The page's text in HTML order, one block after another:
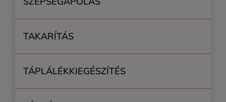
TAKARÍTÁS
TÁPLÁLÉKKIEGÉSZÍTÉS